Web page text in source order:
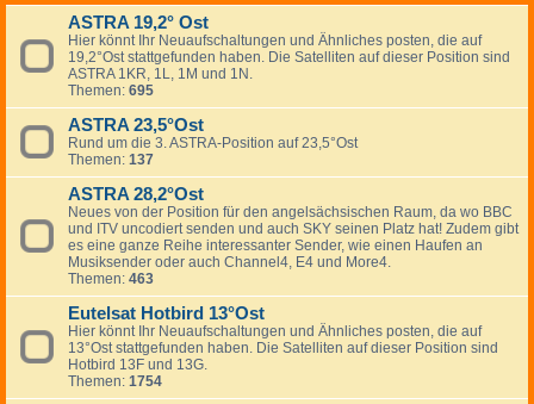
h
ASTRA 19,2° Ost
Hier könnt Ihr Neuaufschaltungen und Ähnliches posten, die auf
19,2°Ost stattgefunden haben. Die Satelliten auf dieser Position sind
ASTRA 1KR, 1L, 1M und 1N.
Themen: 695
ASTRA 23,5°Ost
Rund um die 3. ASTRA-Position auf 23,5°Ost
Themen: 137
ASTRA 28,2°Ost
Neues von der Position für den angelsächsischen Raum, da wo BBC
und ITV uncodiert senden und auch SKY seinen Platz hat! Zudem gibt
es eine ganze Reihe interessanter Sender, wie einen Haufen an
Musiksender oder auch Channel4, E4 und More4.
Themen: 463
Eutelsat Hotbird 13°Ost
Hier könnt Ihr Neuaufschaltungen und Ähnliches posten, die auf
13°Ost stattgefunden haben. Die Satelliten auf dieser Position sind
Hotbird 13F und 13G.
Themen: 1754